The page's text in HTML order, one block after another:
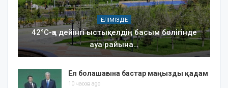
ЕЛІМІЗДЕ
42°C-қа дейінгі ыстық: елдің басым бөлігінде
ауа райына…
Ел болашағына бастар маңызды қадам
10 часов ago